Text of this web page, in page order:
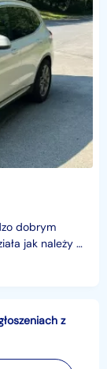
dobrym
jak należy –
czy
z